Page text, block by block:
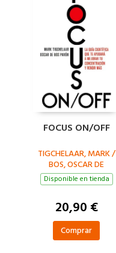
FOCUS ON/OFF
TIGCHELAAR, MARK /
BOS, OSCAR DE
Disponible en tienda
20,90 €
Comprar